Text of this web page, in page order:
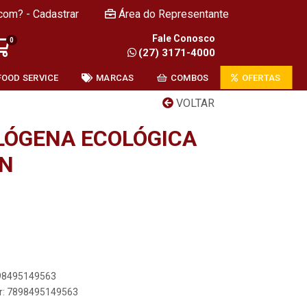
- Cadastrar Área do Representante
0 Fale Conosco
(27) 3171-4000
SERVICE MARCAS COMBOS OFERTAS
VOLTAR
ECOLÓGICA
7898495149563